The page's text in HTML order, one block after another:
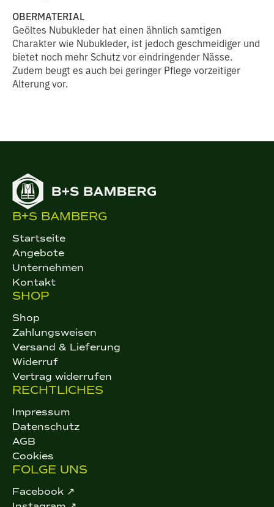
OBERMATERIAL
Geöltes Nubukleder hat einen ähnlich samtigen
Charakter wie Nubukleder, ist jedoch geschmeidiger und
bietet noch mehr Schutz vor eindringender Nässe.
Zudem beugt es auch bei geringer Pflege vorzeitiger
Alterung vor.
B+S BAMBERG
Startseite
Angebote
Unternehmen
Kontakt
SHOP
Shop
Zahlungsweisen
Versand & Lieferung
Widerruf
Vertrag widerrufen
RECHTLICHES
Impressum
Datenschutz
AGB
Cookies
FOLGE UNS
Facebook ↗